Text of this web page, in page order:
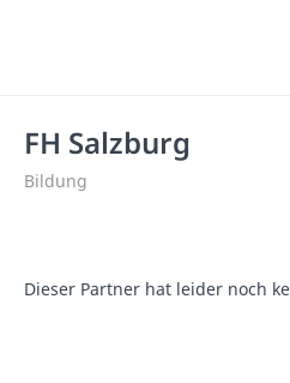
FH Salzburg
Bildung
Dieser Partner hat leider noch